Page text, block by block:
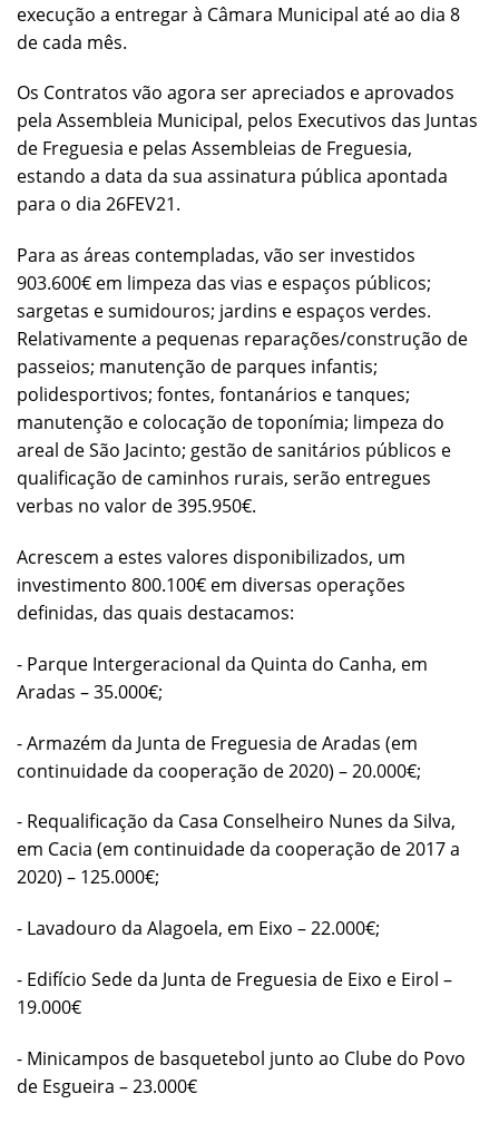
execução a entregar à Câmara Municipal até ao dia 8
de cada mês.
Os Contratos vão agora ser apreciados e aprovados
pela Assembleia Municipal, pelos Executivos das Juntas
de Freguesia e pelas Assembleias de Freguesia,
estando a data da sua assinatura pública apontada
para o dia 26FEV21.
Para as áreas contempladas, vão ser investidos
903.600€ em limpeza das vias e espaços públicos;
sargetas e sumidouros; jardins e espaços verdes.
Relativamente a pequenas reparações/construção de
passeios; manutenção de parques infantis;
polidesportivos; fontes, fontanários e tanques;
manutenção e colocação de toponímia; limpeza do
areal de São Jacinto; gestão de sanitários públicos e
qualificação de caminhos rurais, serão entregues
verbas no valor de 395.950€.
Acrescem a estes valores disponibilizados, um
investimento 800.100€ em diversas operações
definidas, das quais destacamos:
- Parque Intergeracional da Quinta do Canha, em
Aradas – 35.000€;
- Armazém da Junta de Freguesia de Aradas (em
continuidade da cooperação de 2020) – 20.000€;
- Requalificação da Casa Conselheiro Nunes da Silva,
em Cacia (em continuidade da cooperação de 2017 a
2020) – 125.000€;
- Lavadouro da Alagoela, em Eixo – 22.000€;
- Edifício Sede da Junta de Freguesia de Eixo e Eirol –
19.000€
- Minicampos de basquetebol junto ao Clube do Povo
de Esgueira – 23.000€